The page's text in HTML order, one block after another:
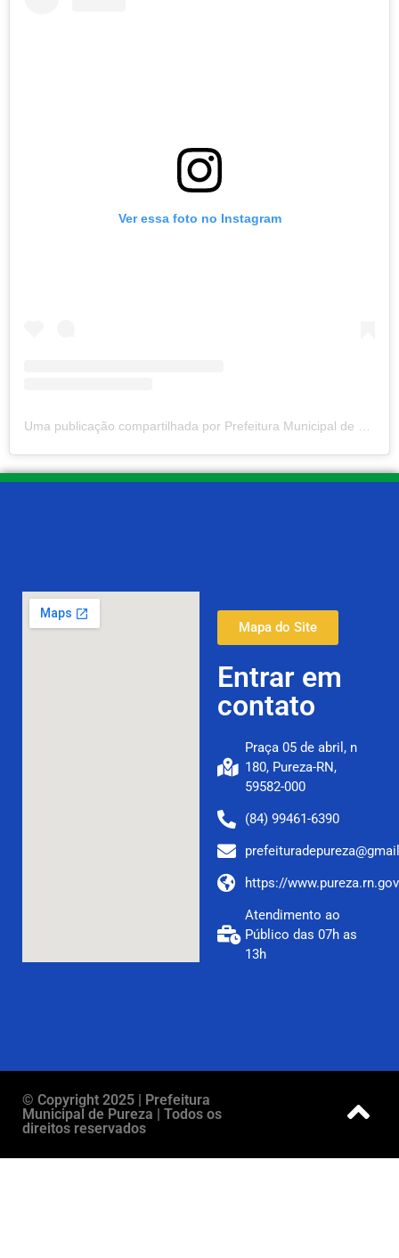
Ver essa foto no Instagram
Mapa do Site
Entrar em
contato
Praça 05 de abril, n
180, Pureza-RN,
59582-000
(84) 99461-6390
https://
Atendimento ao
Público das 07h as
13h
© Copyright 2025 | Prefeitura
Municipal de Pureza | Todos os
direitos reservados